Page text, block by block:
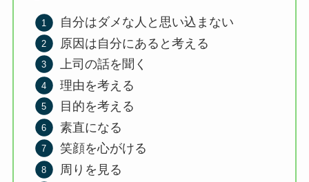
自分はダメな人と思い込まない
原因は自分にあると考える
上司の話を聞く
理由を考える
目的を考える
素直になる
笑顔を心がける
周りを見る